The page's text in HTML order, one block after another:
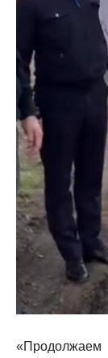
«Продолжаем